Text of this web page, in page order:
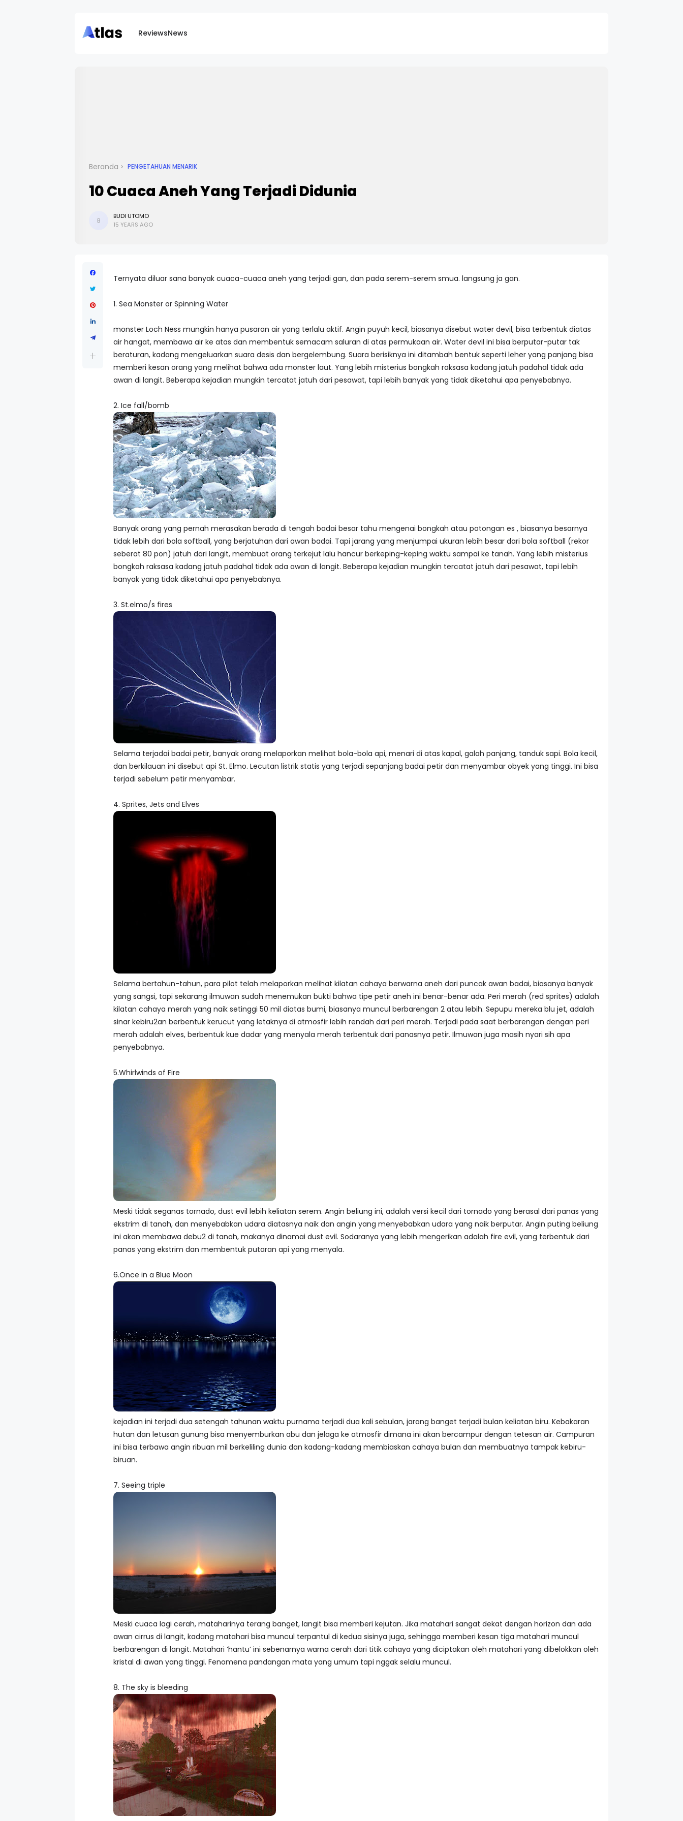
ReviewsNews
Beranda PENGETAHUAN MENARIK
10 Cuaca Aneh Yang Terjadi Didunia
B
BUDI UTOMO
15 YEARS AGO
Ternyata diluar sana banyak cuaca-cuaca aneh yang terjadi gan, dan pada serem-serem smua. langsung ja gan.
1. Sea Monster or Spinning Water
monster Loch Ness mungkin hanya pusaran air yang terlalu aktif. Angin puyuh kecil, biasanya disebut water devil, bisa terbentuk diatas
air hangat, membawa air ke atas dan membentuk semacam saluran di atas permukaan air. Water devil ini bisa berputar-putar tak
beraturan, kadang mengeluarkan suara desis dan bergelembung. Suara berisiknya ini ditambah bentuk seperti leher yang panjang bisa
memberi kesan orang yang melihat bahwa ada monster laut. Yang lebih misterius bongkah raksasa kadang jatuh padahal tidak ada
awan di langit. Beberapa kejadian mungkin tercatat jatuh dari pesawat, tapi lebih banyak yang tidak diketahui apa penyebabnya.
2. Ice fall/bomb
Banyak orang yang pernah merasakan berada di tengah badai besar tahu mengenai bongkah atau potongan es , biasanya besarnya
tidak lebih dari bola softball, yang berjatuhan dari awan badai. Tapi jarang yang menjumpai ukuran lebih besar dari bola softball (rekor
seberat 80 pon) jatuh dari langit, membuat orang terkejut lalu hancur berkeping-keping waktu sampai ke tanah. Yang lebih misterius
bongkah raksasa kadang jatuh padahal tidak ada awan di langit. Beberapa kejadian mungkin tercatat jatuh dari pesawat, tapi lebih
banyak yang tidak diketahui apa penyebabnya.
3. St.elmo/s fires
Selama terjadai badai petir, banyak orang melaporkan melihat bola-bola api, menari di atas kapal, galah panjang, tanduk sapi. Bola kecil,
dan berkilauan ini disebut api St. Elmo. Lecutan listrik statis yang terjadi sepanjang badai petir dan menyambar obyek yang tinggi. Ini bisa
terjadi sebelum petir menyambar.
4. Sprites, Jets and Elves
Selama bertahun-tahun, para pilot telah melaporkan melihat kilatan cahaya berwarna aneh dari puncak awan badai, biasanya banyak
yang sangsi, tapi sekarang ilmuwan sudah menemukan bukti bahwa tipe petir aneh ini benar-benar ada. Peri merah (red sprites) adalah
kilatan cahaya merah yang naik setinggi 50 mil diatas bumi, biasanya muncul berbarengan 2 atau lebih. Sepupu mereka blu jet, adalah
sinar kebiru2an berbentuk kerucut yang letaknya di atmosfir lebih rendah dari peri merah. Terjadi pada saat berbarengan dengan peri
merah adalah elves, berbentuk kue dadar yang menyala merah terbentuk dari panasnya petir. Ilmuwan juga masih nyari sih apa
penyebabnya.
5.Whirlwinds of Fire
Meski tidak seganas tornado, dust evil lebih keliatan serem. Angin beliung ini, adalah versi kecil dari tornado yang berasal dari panas yang
ekstrim di tanah, dan menyebabkan udara diatasnya naik dan angin yang menyebabkan udara yang naik berputar. Angin puting beliung
ini akan membawa debu2 di tanah, makanya dinamai dust evil. Sodaranya yang lebih mengerikan adalah fire evil, yang terbentuk dari
panas yang ekstrim dan membentuk putaran api yang menyala.
6.Once in a Blue Moon
kejadian ini terjadi dua setengah tahunan waktu purnama terjadi dua kali sebulan, jarang banget terjadi bulan keliatan biru. Kebakaran
hutan dan letusan gunung bisa menyemburkan abu dan jelaga ke atmosfir dimana ini akan bercampur dengan tetesan air. Campuran
ini bisa terbawa angin ribuan mil berkeliling dunia dan kadang-kadang membiaskan cahaya bulan dan membuatnya tampak kebiru-
biruan.
7. Seeing triple
Meski cuaca lagi cerah, mataharinya terang banget, langit bisa memberi kejutan. Jika matahari sangat dekat dengan horizon dan ada
awan cirrus di langit, kadang matahari bisa muncul terpantul di kedua sisinya juga, sehingga memberi kesan tiga matahari muncul
berbarengan di langit. Matahari ‘hantu’ ini sebenarnya warna cerah dari titik cahaya yang diciptakan oleh matahari yang dibelokkan oleh
kristal di awan yang tinggi. Fenomena pandangan mata yang umum tapi nggak selalu muncul.
8. The sky is bleeding